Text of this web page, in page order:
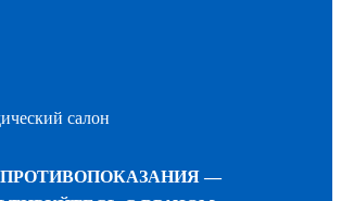
салон
—